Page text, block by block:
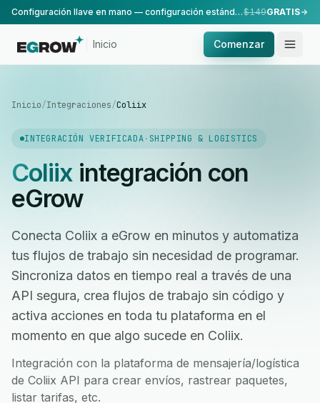
Configuración llave en mano — configuración estándar, realizada por nuestro equipo.$149GRATIS
Inicio Comenzar
Inicio/Integraciones/Coliix
INTEGRACIÓN VERIFICADA· SHIPPING & LOGISTICS
Coliixintegración con
eGrow
Conecta Coliix a eGrow en minutos y automatiza
tus flujos de trabajo sin necesidad de programar.
Sincroniza datos en tiempo real a través de una
API segura, crea flujos de trabajo sin código y
activa acciones en toda tu plataforma en el
momento en que algo sucede en Coliix.
Integración con la plataforma de mensajería/logística
de Coliix API para crear envíos, rastrear paquetes,
listar tarifas, etc.